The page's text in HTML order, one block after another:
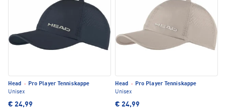
Head ·
Pro Player Tenniskappe
Unisex
€ 24,99
Head ·
Pro Player Tenniskappe
Unisex
€ 24,99